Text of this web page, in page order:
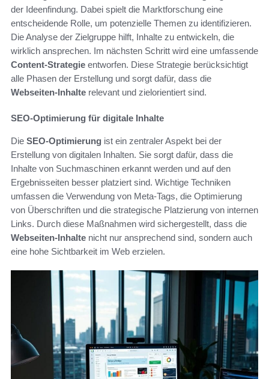
der Ideenfindung. Dabei spielt die Marktforschung eine
entscheidende Rolle, um potenzielle Themen zu identifizieren.
Die Analyse der Zielgruppe hilft, Inhalte zu entwickeln, die
wirklich ansprechen. Im nächsten Schritt wird eine umfassende
Content-Strategie entworfen. Diese Strategie berücksichtigt
alle Phasen der Erstellung und sorgt dafür, dass die
Webseiten-Inhalte relevant und zielorientiert sind.
SEO-Optimierung für digitale Inhalte
Die SEO-Optimierung ist ein zentraler Aspekt bei der
Erstellung von digitalen Inhalten. Sie sorgt dafür, dass die
Inhalte von Suchmaschinen erkannt werden und auf den
Ergebnisseiten besser platziert sind. Wichtige Techniken
umfassen die Verwendung von Meta-Tags, die Optimierung
von Überschriften und die strategische Platzierung von internen
Links. Durch diese Maßnahmen wird sichergestellt, dass die
Webseiten-Inhalte nicht nur ansprechend sind, sondern auch
eine hohe Sichtbarkeit im Web erzielen.